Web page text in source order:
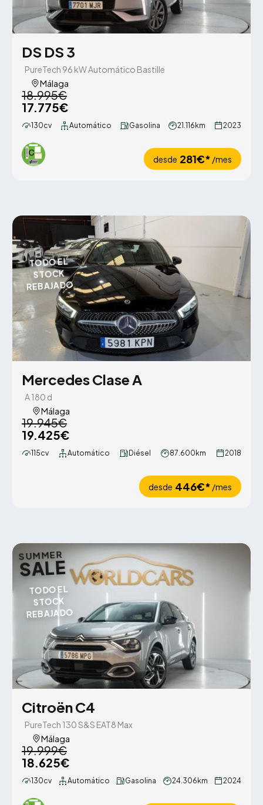
DS DS 3
PureTech 96 kW Automático Bastille
Málaga
18.995€
17.775€
130cv Automático Gasolina 21.116km 2023
desde 281€* /mes
SUMMER
SALE
TODO EL
STOCK
REBAJADO
Mercedes Clase A
A 180 d
Málaga
19.945€
19.425€
115cv Automático Diésel 87.600km 2018
desde 446€* /mes
SUMMER
SALE
TODO EL
STOCK
REBAJADO
Citroën C4
PureTech 130 S&S EAT8 Max
Málaga
19.999€
18.625€
130cv Automático Gasolina 24.306km 2024